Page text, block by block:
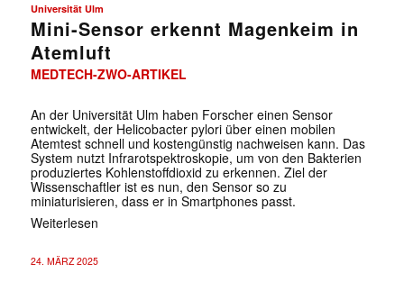
Universität Ulm
Mini-Sensor erkennt Magenkeim in
Atemluft
MEDTECH-ZWO-ARTIKEL
An der Universität Ulm haben Forscher einen Sensor
entwickelt, der Helicobacter pylori über einen mobilen
Atemtest schnell und kostengünstig nachweisen kann. Das
System nutzt Infrarotspektroskopie, um von den Bakterien
produziertes Kohlenstoffdioxid zu erkennen. Ziel der
Wissenschaftler ist es nun, den Sensor so zu
miniaturisieren, dass er in Smartphones passt.
Weiterlesen
24. MÄRZ 2025